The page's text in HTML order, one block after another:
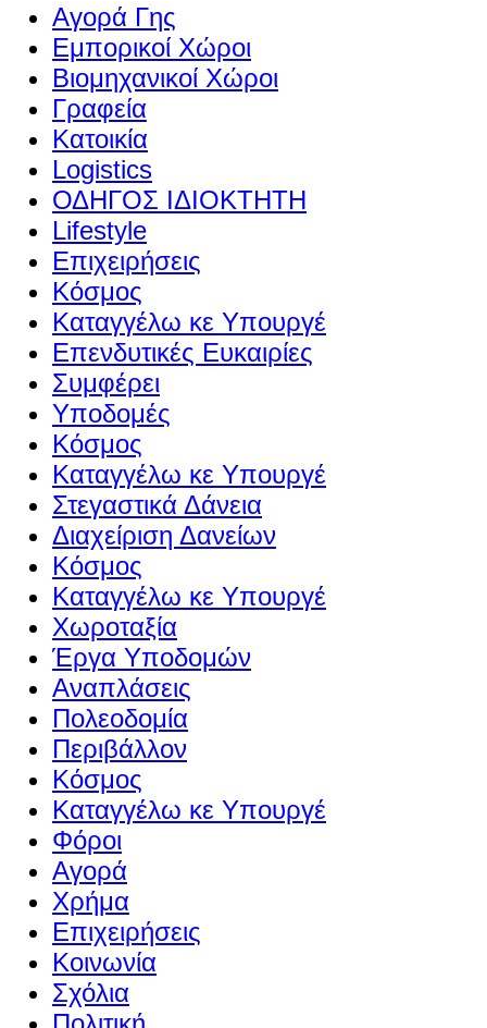
Αγορά Γης
Εμπορικοί Χώροι
Βιομηχανικοί Χώροι
Γραφεία
Κατοικία
Logistics
ΟΔΗΓΟΣ ΙΔΙΟΚΤΗΤΗ
Lifestyle
Επιχειρήσεις
Κόσμος
Καταγγέλω κε Υπουργέ
Επενδυτικές Ευκαιρίες
Συμφέρει
Υποδομές
Κόσμος
Καταγγέλω κε Υπουργέ
Στεγαστικά Δάνεια
Διαχείριση Δανείων
Κόσμος
Καταγγέλω κε Υπουργέ
Χωροταξία
Έργα Υποδομών
Αναπλάσεις
Πολεοδομία
Περιβάλλον
Κόσμος
Καταγγέλω κε Υπουργέ
Φόροι
Αγορά
Χρήμα
Επιχειρήσεις
Κοινωνία
Σχόλια